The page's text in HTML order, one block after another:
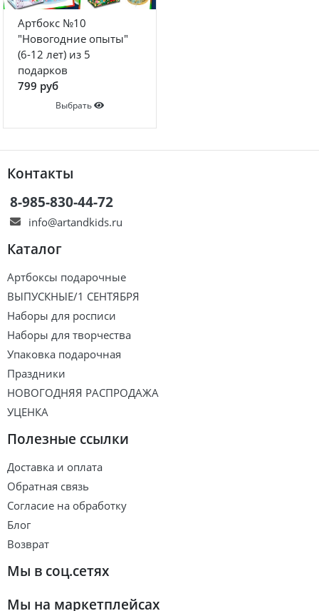
Артбокс №10
"Новогодние опыты"
(6-12 лет) из 5
подарков
799 руб
Выбрать
Контакты
8-985-830-44-72
info@artandkids.ru
Каталог
Артбоксы подарочные
ВЫПУСКНЫЕ/1 СЕНТЯБРЯ
Наборы для росписи
Наборы для творчества
Упаковка подарочная
Праздники
НОВОГОДНЯЯ РАСПРОДАЖА
УЦЕНКА
Полезные ссылки
Доставка и оплата
Обратная связь
Согласие на обработку
Блог
Возврат
Мы в соц.сетях
Мы на маркетплейсах